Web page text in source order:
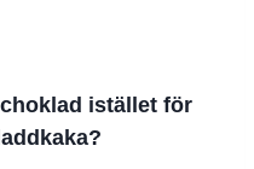
istället för